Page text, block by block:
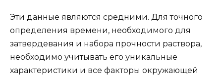
Эти данные являются средними. Для точного
определения времени, необходимого для
затвердевания и набора прочности раствора,
необходимо учитывать его уникальные
характеристики и все факторы окружающей